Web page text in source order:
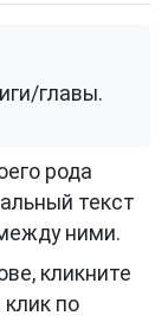
главы.
рода
текст
ними.
кликните
по